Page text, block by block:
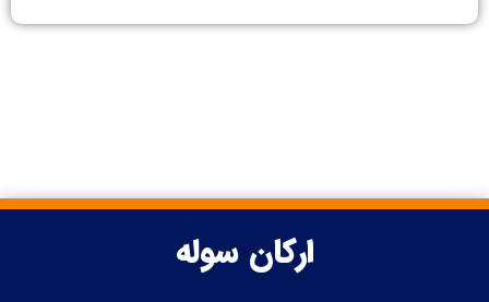
ارکان سوله